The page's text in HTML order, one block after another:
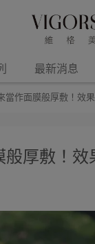
最新消息
當作面膜般厚敷！效
般厚敷！